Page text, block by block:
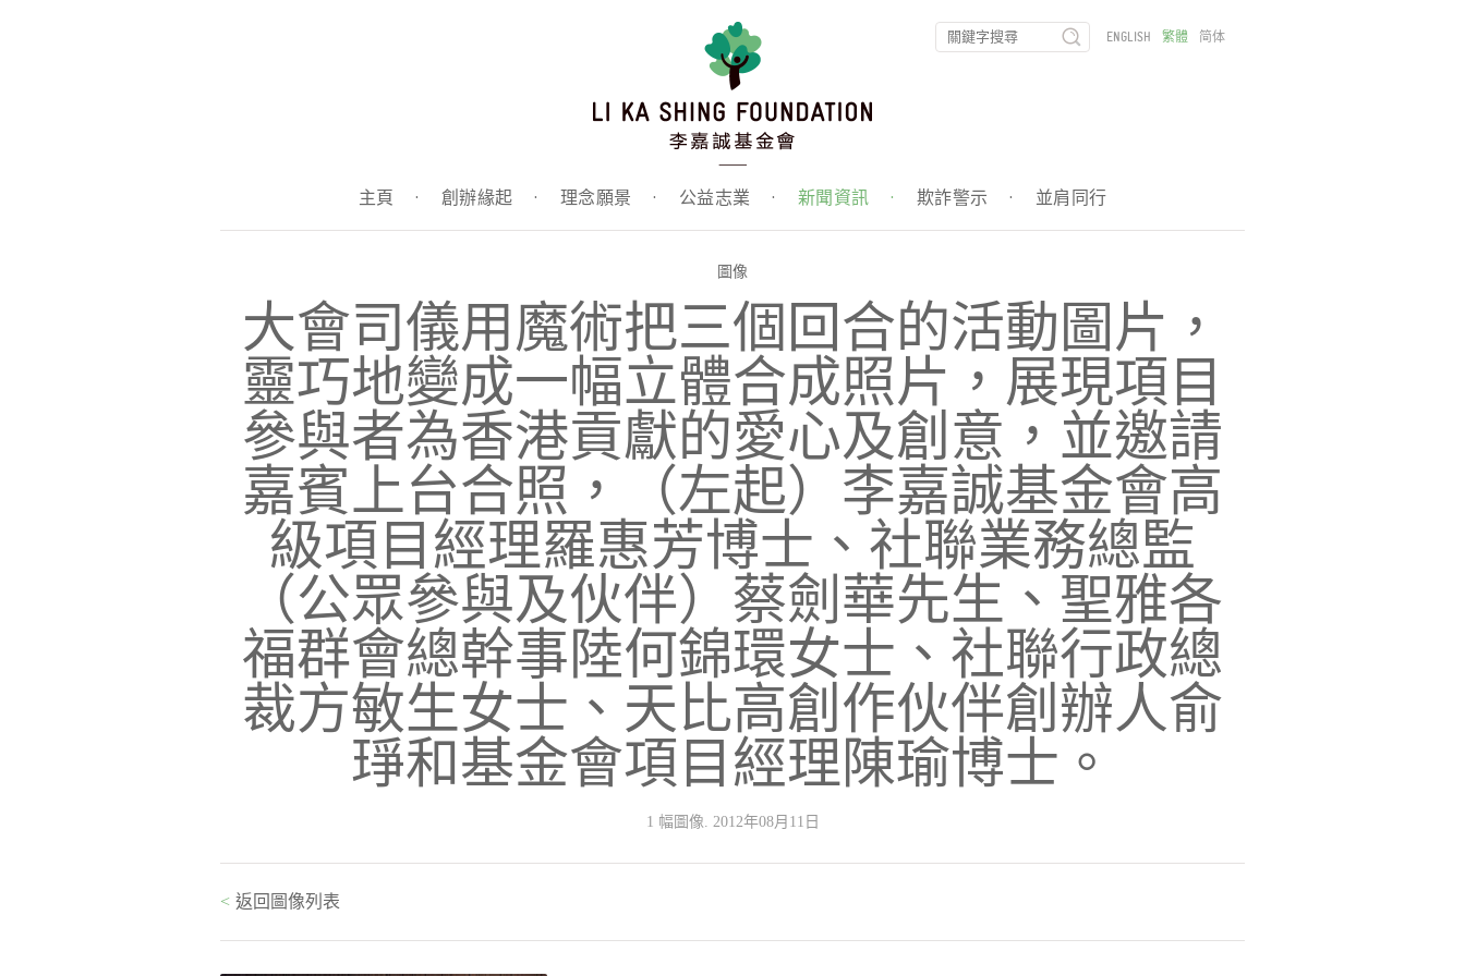
主頁 · 創辦緣起 · 理念願景 · 公益志業 · 新聞資訊 · 欺詐警示 · 並肩同行
ENGLISH 繁體 简体
圖像
大會司儀用魔術把三個回合的活動圖片，
靈巧地變成一幅立體合成照片，展現項目
參與者為香港貢獻的愛心及創意，並邀請
嘉賓上台合照，（左起）李嘉誠基金會高
級項目經理羅惠芳博士、社聯業務總監
（公眾參與及伙伴）蔡劍華先生、聖雅各
福群會總幹事陸何錦環女士、社聯行政總
裁方敏生女士、天比高創作伙伴創辦人俞
琤和基金會項目經理陳瑜博士。
1 幅圖像. 2012年08月11日
< 返回圖像列表